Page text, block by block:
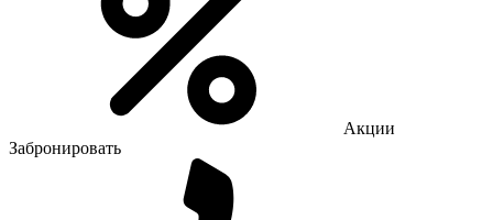
Акции
Забронировать